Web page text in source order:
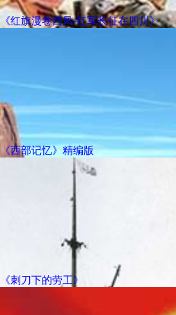
《红旗漫卷西风-红军长征在四川》
《西部记忆》精编版
《刺刀下的劳工》